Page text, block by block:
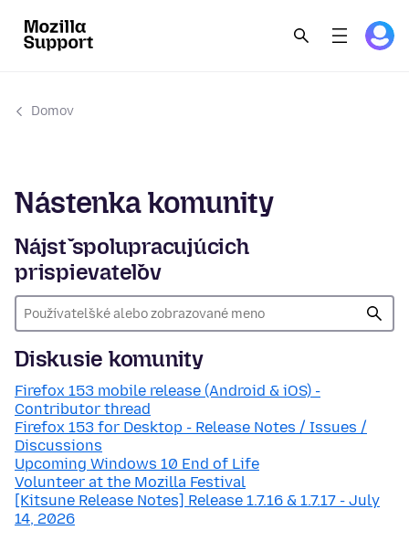
Domov
Nástenka komunity
Nájsť spolupracujúcich
prispievateľov
Diskusie komunity
Firefox 153 mobile release (Android & iOS) -
Contributor thread
Firefox 153 for Desktop - Release Notes / Issues /
Discussions
Upcoming Windows 10 End of Life
Volunteer at the Mozilla Festival
[Kitsune Release Notes] Release 1.7.16 & 1.7.17 - July
14, 2026